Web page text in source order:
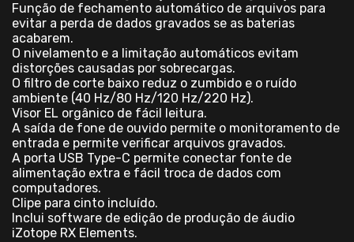
Função de fechamento automático de arquivos para
evitar a perda de dados gravados se as baterias
acabarem.
O nivelamento e a limitação automáticos evitam
distorções causadas por sobrecargas.
O filtro de corte baixo reduz o zumbido e o ruído
ambiente (40 Hz/80 Hz/120 Hz/220 Hz).
Visor EL orgânico de fácil leitura.
A saída de fone de ouvido permite o monitoramento de
entrada e permite verificar arquivos gravados.
A porta USB Type-C permite conectar fonte de
alimentação extra e fácil troca de dados com
computadores.
Clipe para cinto incluído.
Inclui software de edição de produção de áudio
iZotope RX Elements.